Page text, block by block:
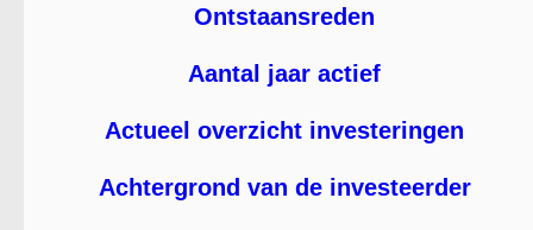
Ontstaansreden
Aantal jaar actief
Actueel overzicht investeringen
Achtergrond van de investeerder